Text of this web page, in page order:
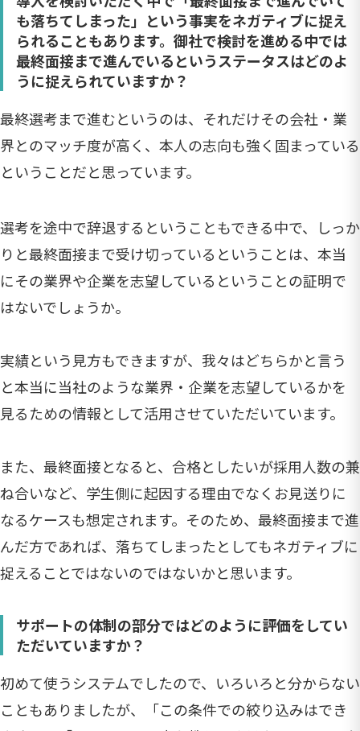
も落ちてしまった」という事実をネガティブに捉え
られることもあります。御社で検討を進める中では
最終面接まで進んでいるというステータスはどのよ
うに捉えられていますか？
最終選考まで進むというのは、それだけその会社・業
界とのマッチ度が高く、本人の志向も強く固まっている
ということだと思っています。
選考を途中で辞退するということもできる中で、しっか
りと最終面接まで受け切っているということは、本当
にその業界や企業を志望しているということの証明で
はないでしょうか。
実績という見方もできますが、我々はどちらかと言う
と本当に当社のような業界・企業を志望しているかを
見るための情報として活用させていただいています。
また、最終面接となると、合格としたいが採用人数の兼
ね合いなど、学生側に起因する理由でなくお見送りに
なるケースも想定されます。そのため、最終面接まで進
んだ方であれば、落ちてしまったとしてもネガティブに
捉えることではないのではないかと思います。
サポートの体制の部分ではどのように評価をしてい
ただいていますか？
初めて使うシステムでしたので、いろいろと分からない
こともありましたが、「この条件での絞り込みはでき